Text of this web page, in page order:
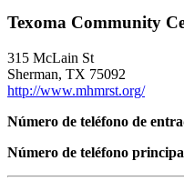
Texoma Community
315 McLain St
Sherman, TX 75092
http://www.mhmrst.org/
Número de teléfono de
Número de teléfono